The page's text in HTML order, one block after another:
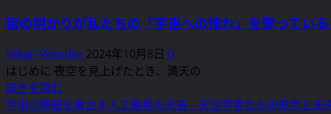
街の明かりが私たちの「宇宙への憧れ」を奪ってい
Hikari Wooder 2024年10月8日 0
はじめに 夜空を見上げたとき、満天の
続きを読む
の
宇宙の静寂を脅かす人工衛星の光害 – 天文学者たちの懸念と未